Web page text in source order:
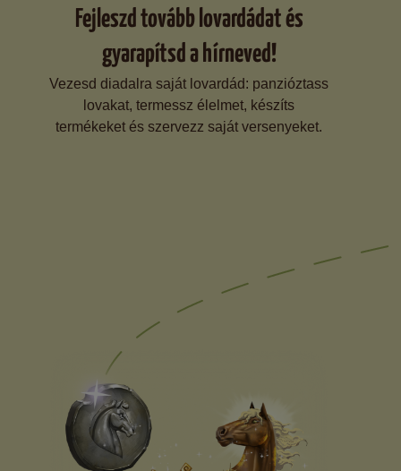
Fejleszd tovább lovardádat és
gyarapítsd a hírneved!
Vezesd diadalra saját lovardád: panzióztass
lovakat, termessz élelmet, készíts
termékeket és szervezz saját versenyeket.